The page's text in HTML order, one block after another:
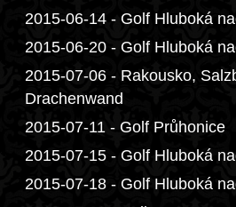
2015-06-14 - Golf Hluboká
2015-06-20 - Golf Hluboká
2015-07-06 - Rakousko,
Drachenwand
2015-07-11 - Golf Průhonice
2015-07-15 - Golf Hluboká
2015-07-18 - Golf Hluboká